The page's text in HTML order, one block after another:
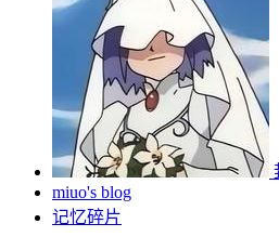
miuo's blog
记忆碎片